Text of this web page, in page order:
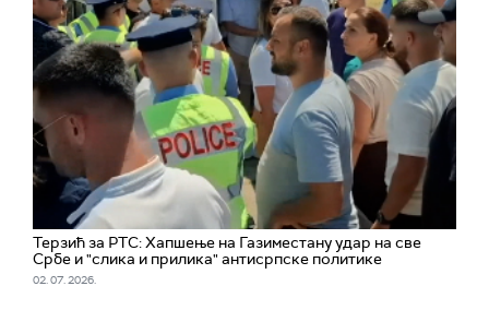
Терзић за РТС: Хапшење на Газиместану удар на све
Србе и "слика и прилика" антисрпске политике
02. 07. 2026.